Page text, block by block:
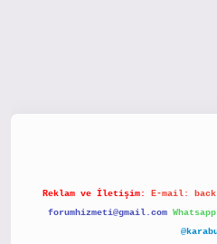
Reklam ve İletişim: E-mail:
forumhizmeti@gmail.com